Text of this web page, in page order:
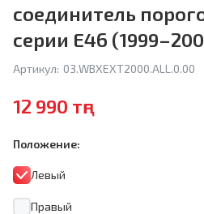
соединитель
серии E46
Артикул: 03.WBXEXT2000.ALL.0.00
12 990 тңг
Положение:
Левый
Правый